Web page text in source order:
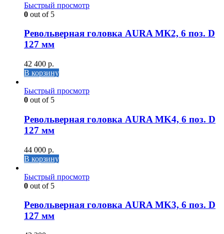
Быстрый просмотр
0 out of 5
Револьверная головка AURA МК2, 6 поз. D
127 мм
42 400 р.
В корзину
Быстрый просмотр
0 out of 5
Револьверная головка AURA MK4, 6 поз. D
127 мм
44 000 р.
В корзину
Быстрый просмотр
0 out of 5
Револьверная головка AURA MK3, 6 поз. D
127 мм